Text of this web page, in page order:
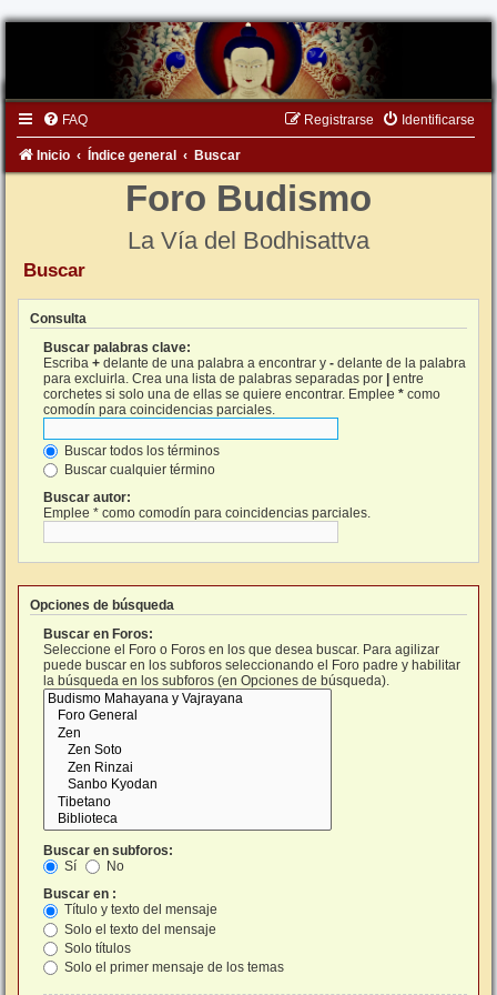
FAQ Identificarse
Registrarse
Inicio Índice general Buscar
Foro Budismo
La Vía del Bodhisattva
Buscar
Consulta
Buscar palabras clave:
Escriba + delante de una palabra a encontrar y - delante de la palabra
para excluirla. Crea una lista de palabras separadas por | entre
corchetes si solo una de ellas se quiere encontrar. Emplee * como
comodín para coincidencias parciales.
Buscar todos los términos
Buscar cualquier término
Buscar autor:
Emplee * como comodín para coincidencias parciales.
Opciones de búsqueda
Buscar en Foros:
Seleccione el Foro o Foros en los que desea buscar. Para agilizar
puede buscar en los subforos seleccionando el Foro padre y habilitar
la búsqueda en los subforos (en Opciones de búsqueda).
Buscar en subforos:
Sí
No
Buscar en :
Título y texto del mensaje
Solo el texto del mensaje
Solo títulos
Solo el primer mensaje de los temas